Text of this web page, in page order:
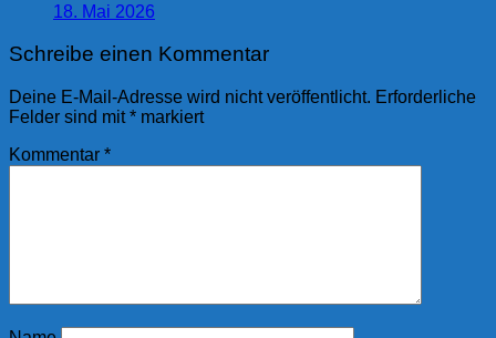
18. Mai 2026
Schreibe einen Kommentar
Deine E-Mail-Adresse wird nicht veröffentlicht. Erforderliche
Felder sind mit* markiert
Kommentar *